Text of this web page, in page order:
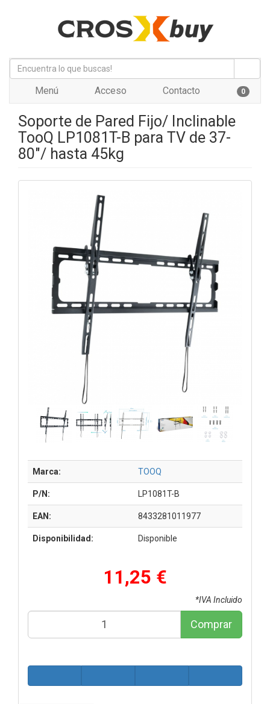
Menú Acceso Contacto 0
Soporte de Pared Fijo/ Inclinable
TooQ LP1081T-B para TV de 37-
80"/ hasta 45kg
Marca: TOOQ
P/N: LP1081T-B
EAN: 8433281011977
Disponibilidad: Disponible
11,25 €
*IVA Incluido
Comprar